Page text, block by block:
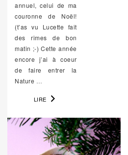
annuel, celui de ma
couronne de Noël!
(t’as vu Lucette fait
des rimes de bon
matin ;-) Cette année
encore j’ai à coeur
de faire entrer la
Nature …
LIRE